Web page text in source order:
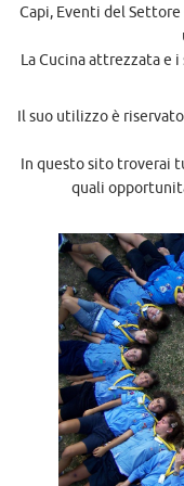
Capi, Eventi del
La Cucina attrezzata e
Il suo utilizzo è
In questo sito troverai
quali